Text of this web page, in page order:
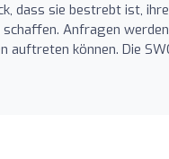
dass sie bestrebt ist,
Anfragen
auftreten können. Die